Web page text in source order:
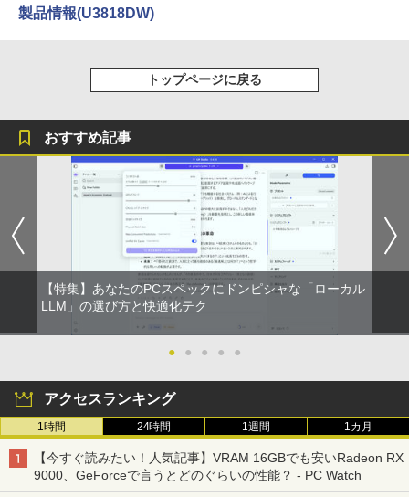
イ 液晶モニター 【展示品特価】
4
【お買い物マラソ開催中！P最大31.5%還
パネル PU保護カバー付き 非光沢 1200:1
高コントラスト 超軽量 640g スピーカー
内蔵 Type-C/HDMI 接続 PS5/Switch/PC/
スマホ対応 MFP156T1F
￥8,999
【楽天1位!1,600円OFFクーポン 8/4 20:
00-8/11 01:59】Xiaomi Monitor A24i 20
Hzリフレッシュレート sRGB99% 1670
スタンド VESA
￥12,580
￥2,200
全16巻+別巻5冊定番セット [ 山本 博文
￥23,760
レスイヤホン bluetooth イヤホン V12 小型
セリング 自動ペアリング Type-C充電 マイク
付き 防水 タッチ式音量調整 スポーツ/通勤/通
学/WEB会議(ホワイト)
Xiaomi シャオミ REDMI Buds 8 Lite ワイヤ
レスイヤホン Bluetooth 5.4 ノイズキャンセ
リング ANC 36時間再生
￥3,480
On My Road (Stadium ver.)
￥250
by Amazon 天然水ラベルレス 2L×9本
みきった日本の水 2L 8本 ラベルレス [ ケース
] [ 水 ] [ ペットボトル ] [ 箱買い ] [ ストック
] [ 水分補給 ]
￥998
コミックスDIGITAL)
スーパーの裏でヤニ吸うふたり 9巻 (デジタル
￥810
製品情報(U3818DW)
トップページに戻る
おすすめ記事
【特集】あなたのPCスペックにドンピシャな「ローカル
LLM」の選び方と快適化テク
● ● ● ● ●
アクセスランキング
1時間 24時間 1週間 1カ月
【今すぐ読みたい！人気記事】VRAM 16GBでも安いRadeon RX
9000、GeForceで言うとどのぐらいの性能？ - PC Watch